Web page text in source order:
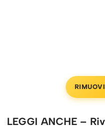
LEGGI ANCHE –